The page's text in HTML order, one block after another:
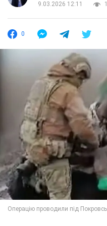
9.03.2026 12:11
0